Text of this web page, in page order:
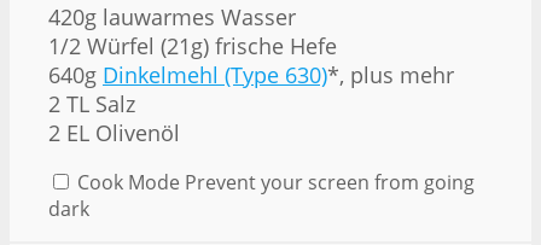
420g lauwarmes Wasser
1/2 Würfel (21g) frische Hefe
640g Dinkelmehl (Type 630)*, plus mehr
2 TL Salz
2 EL Olivenöl
Cook Mode Prevent your screen from going
dark